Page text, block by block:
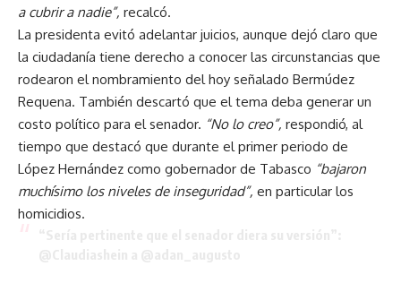
a cubrir a nadie”, recalcó.
La presidenta evitó adelantar juicios, aunque dejó claro que
la ciudadanía tiene derecho a conocer las circunstancias que
rodearon el nombramiento del hoy señalado Bermúdez
Requena. También descartó que el tema deba generar un
costo político para el senador. “No lo creo”, respondió, al
tiempo que destacó que durante el primer periodo de
López Hernández como gobernador de Tabasco “bajaron
muchísimo los niveles de inseguridad”, en particular los
homicidios.